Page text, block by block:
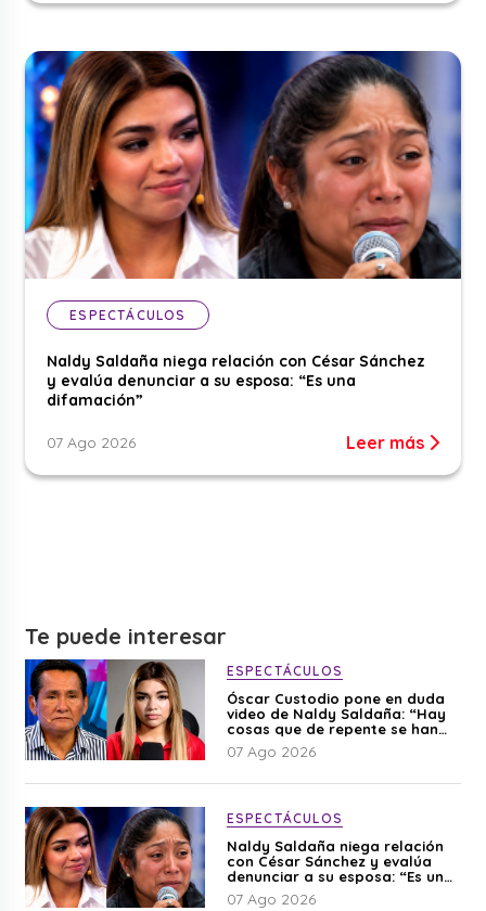
ESPECTÁCULOS
Naldy Saldaña niega relación con César Sánchez
y evalúa denunciar a su esposa: “Es una
difamación”
07 Ago 2026 Leer más
Te puede interesar
ESPECTÁCULOS
Óscar Custodio pone en duda
video de Naldy Saldaña: “Hay
cosas que de repente se han
editado”
07 Ago 2026
ESPECTÁCULOS
Naldy Saldaña niega relación
con César Sánchez y evalúa
denunciar a su esposa: “Es una
difamación”
07 Ago 2026